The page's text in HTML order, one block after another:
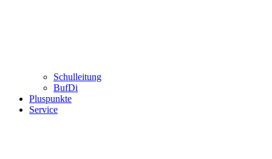
Schulleitung
BufDi
Pluspunkte
Service